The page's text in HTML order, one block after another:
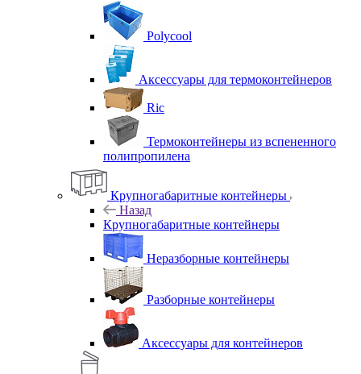
Polycool
Аксессуары для термоконтейнеров
Ric
Термоконтейнеры из вспененного
полипропилена
Крупногабаритные контейнеры
Назад
Крупногабаритные контейнеры
Неразборные контейнеры
Разборные контейнеры
Аксессуары для контейнеров